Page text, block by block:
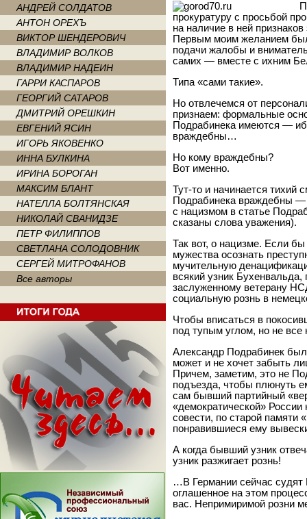
АНДРЕЙ СОЛДАТОВ
АНТОН ОРЕХЪ
ВИКТОР ШЕНДЕРОВИЧ
ВЛАДИМИР ВОЛКОВ
ВЛАДИМИР НАДЕИН
ГАРРИ КАСПАРОВ
ГЕОРГИЙ САТАРОВ
ДМИТРИЙ ОРЕШКИН
ЕВГЕНИЙ ЯСИН
ИГОРЬ ЯКОВЕНКО
ИННА БУЛКИНА
ИРИНА БОРОГАН
МАКСИМ БЛАНТ
НАТЕЛЛА БОЛТЯНСКАЯ
НИКОЛАЙ СВАНИДЗЕ
ПЕТР ФИЛИППОВ
СВЕТЛАНА СОЛОДОВНИК
СЕРГЕЙ МИТРОФАНОВ
Все авторы
прокуратуру с просьбой
на наличие в ней
Первым моим желанием
подачи жалобы и
самих — вместе с ихним
Типа «сами такие».
Но отвлечемся от
признаем: формальные
Подрабинека имеются —
враждебны…
Но кому враждебны?
Вот именно.
Тут-то и начинается
Подрабинека враждебны —
с нацизмом в статье
сказаны слова уважения).
Так вот, о нацизме. Если
мужества осознать
мучительную
всякий узник
заслуженному ветерану
социальную рознь в
Чтобы вписаться в
под тупым углом, но не все
Александр Подрабинек был
может и не хочет забыть
Причем, заметим, это не
подъезда, чтобы плюнуть
сам бывший партийный
«демократической» России
совести, по старой памяти
понравившиеся ему
А когда бывший узник
узник разжигает рознь!
…В Германии сейчас
оглашенное на этом
вас. Непримиримой розни